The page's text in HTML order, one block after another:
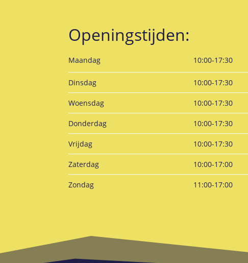
Openingstijden:
Maandag 10:00-17:30
Dinsdag 10:00-17:30
Woensdag 10:00-17:30
Donderdag 10:00-17:30
Vrijdag 10:00-17:30
Zaterdag 10:00-17:00
Zondag 11:00-17:00